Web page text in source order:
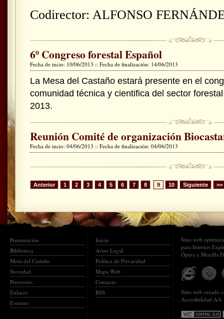
Codirector: ALFONSO
6º Congreso forestal Español
Fecha de incio: 10/06/2013 :: Fecha de finalización: 14/06/2013
La Mesa del Castaño estará presente en el
comunidad técnica y cientifica del sector
2013.
Reunión Comité de organización
Fecha de incio: 04/06/2013 :: Fecha de finalización: 04/06/2013
Anterior 1 2 3 4 5 6 7 8 9 10 Siguiente >>
Presentación
Biblioteca
Mesa del Castaño
Novedad
Proyectos
Enlaces
Eventos
Inicio
Aviso Legal
Política de Privacidad
Mapa Web
Contacto
RSS
Sitio web
para Internet
Ópera y Mozilla
Sitio web creado
Accesibilidad AA